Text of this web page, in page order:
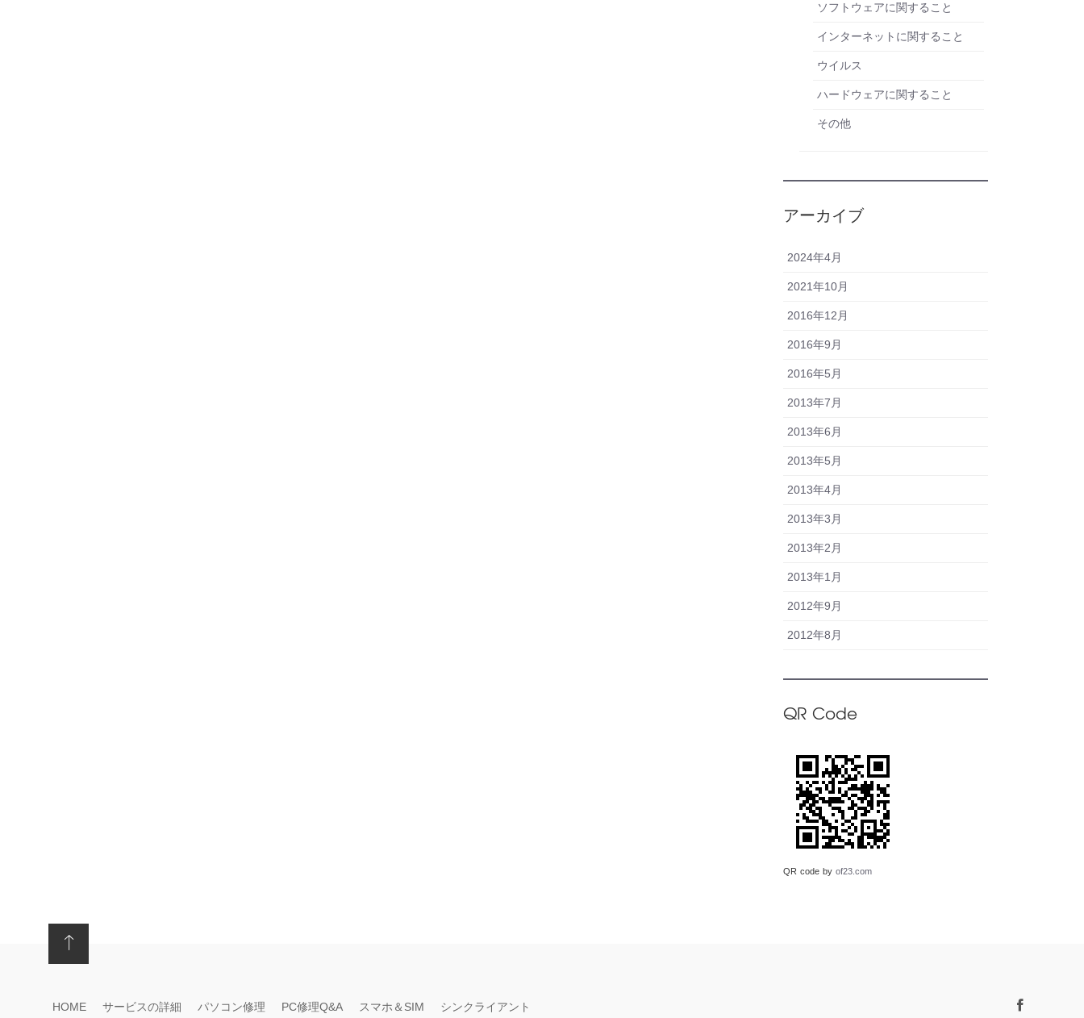
ソフトウェアに関すること
インターネットに関すること
ウイルス
ハードウェアに関すること
その他
アーカイブ
2024年4月
2021年10月
2016年12月
2016年9月
2016年5月
2013年7月
2013年6月
2013年5月
2013年4月
2013年3月
2013年2月
2013年1月
2012年9月
2012年8月
QR Code
QR code by of23.com
HOME サービスの詳細 パソコン修理 PC修理Q&A スマホ＆SIM シンクライアント